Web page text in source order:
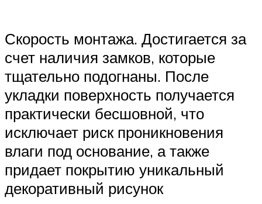
Скорость монтажа. Достигается за
счет наличия замков, которые
тщательно подогнаны. После
укладки поверхность получается
практически бесшовной, что
исключает риск проникновения
влаги под основание, а также
придает покрытию уникальный
декоративный рисунок